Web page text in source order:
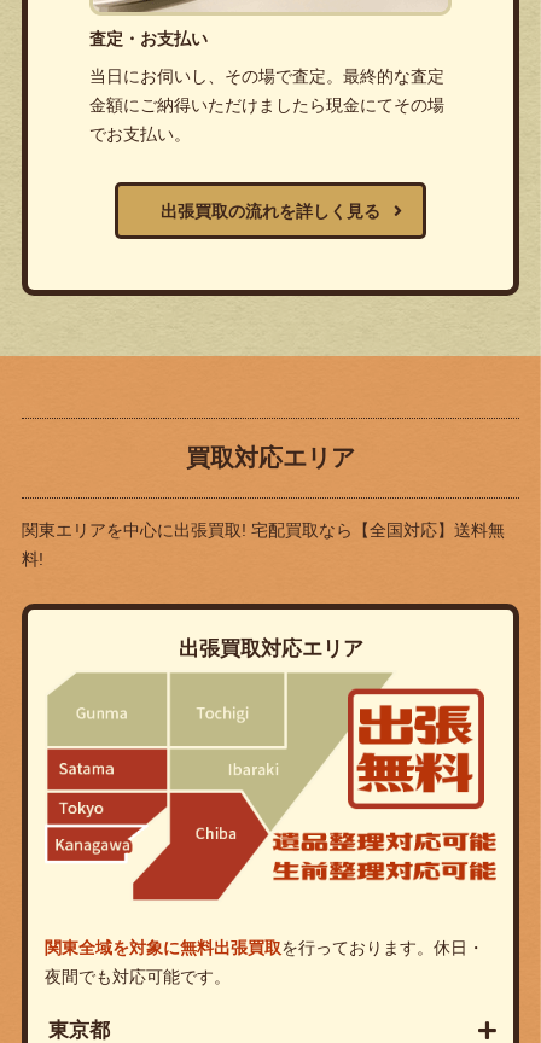
査定・お支払い
当日にお伺いし、その場で査定。最終的な査定
金額にご納得いただけましたら現金にてその場
でお支払い。
出張買取の流れを詳しく見る
買取対応エリア
関東エリアを中心に出張買取! 宅配買取なら
【全国対応】送料無
料!
出張買取対応エリア
関東全域を対象に無料出張買取を行っております。休日・
夜間でも対応可能です。
東京都